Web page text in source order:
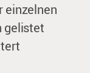
einzelnen
gelistet